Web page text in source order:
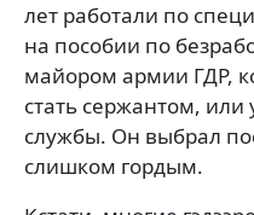
лет работали по
на пособии по
майором армии ГДР,
стать сержантом, или
службы. Он выбрал
слишком гордым.